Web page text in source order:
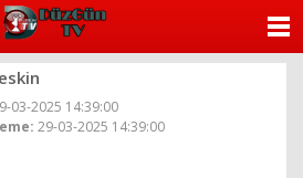
03-2025 14:39:00
29-03-2025 14:39:00YAZARLAR